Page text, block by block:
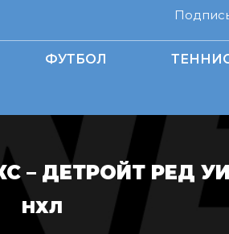
ФУТБОЛ
– ДЕТРОЙТ РЕД
НХЛ